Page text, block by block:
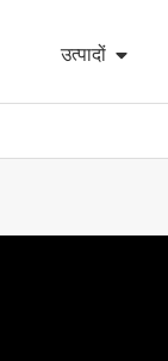
उत्पादों